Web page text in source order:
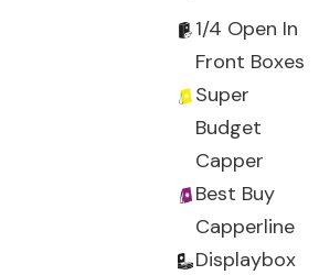
1/4 Open In
Front Boxes
Super
Budget
Capper
Best Buy
Capperline
Displaybox